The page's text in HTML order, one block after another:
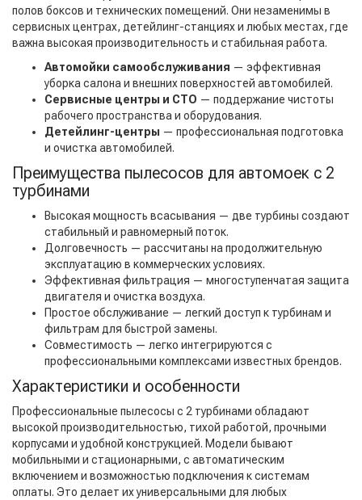
полов боксов и технических помещений. Они незаменимы в
сервисных центрах, детейлинг-станциях и любых местах, где
важна высокая производительность и стабильная работа.
Автомойки самообслуживания — эффективная
уборка салона и внешних поверхностей автомобилей.
Сервисные центры и СТО — поддержание чистоты
рабочего пространства и оборудования.
Детейлинг-центры — профессиональная подготовка
и очистка автомобилей.
Преимущества пылесосов для автомоек с 2
турбинами
Высокая мощность всасывания — две турбины создают
стабильный и равномерный поток.
Долговечность — рассчитаны на продолжительную
эксплуатацию в коммерческих условиях.
Эффективная фильтрация — многоступенчатая защита
двигателя и очистка воздуха.
Простое обслуживание — легкий доступ к турбинам и
фильтрам для быстрой замены.
Совместимость — легко интегрируются с
профессиональными комплексами известных брендов.
Характеристики и особенности
Профессиональные пылесосы с 2 турбинами обладают
высокой производительностью, тихой работой, прочными
корпусами и удобной конструкцией. Модели бывают
мобильными и стационарными, с автоматическим
включением и возможностью подключения к системам
оплаты. Это делает их универсальными для любых